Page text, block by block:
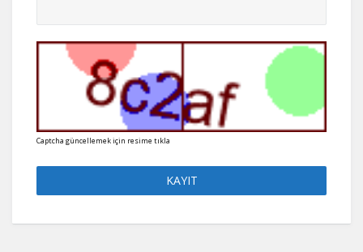
Captcha güncellemek için resime tıkla